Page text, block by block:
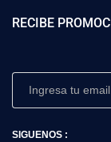
RECIBE
SIGUENOS :